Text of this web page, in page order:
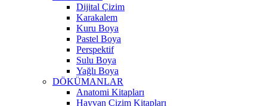
Dijital Çizim
Karakalem
Kuru Boya
Pastel Boya
Perspektif
Sulu Boya
Yağlı Boya
DÖKÜMANLAR
Anatomi Kitapları
Hayvan Çizim Kitapları